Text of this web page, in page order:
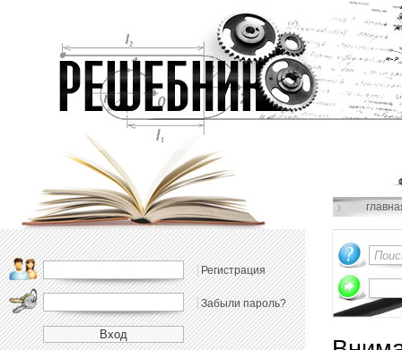
Регистрация
Забыли пароль?